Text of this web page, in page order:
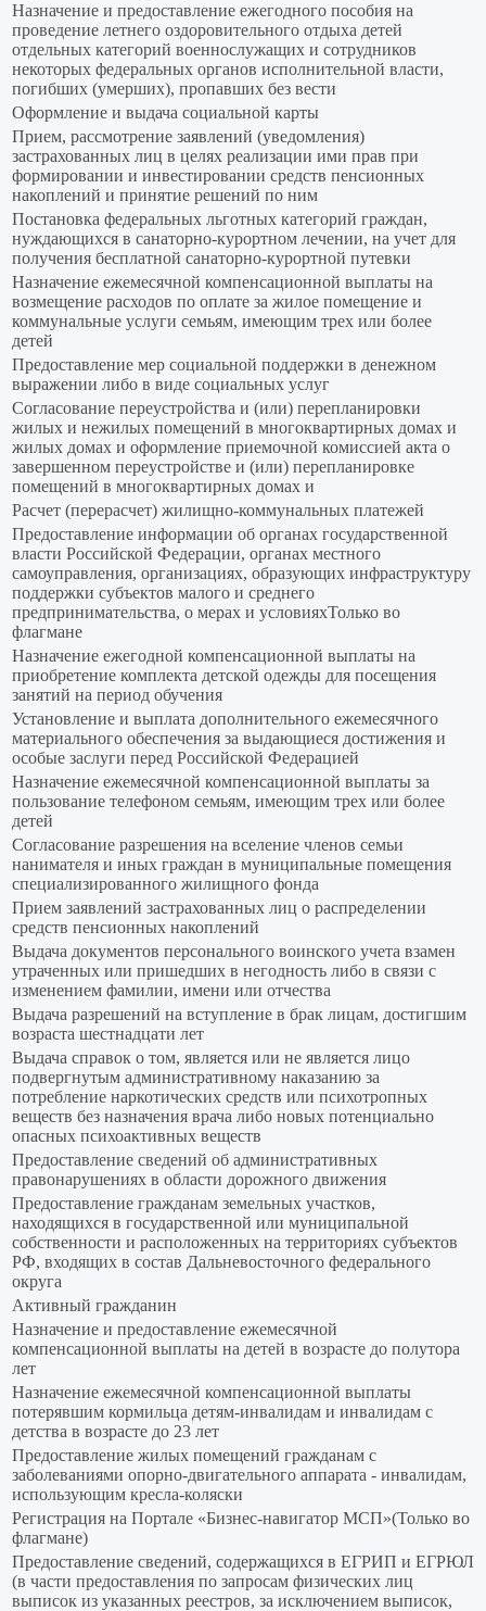
Назначение и предоставление ежегодного пособия на
проведение летнего оздоровительного отдыха детей
отдельных категорий военнослужащих и сотрудников
некоторых федеральных органов исполнительной власти,
погибших (умерших), пропавших без вести
Оформление и выдача социальной карты
Прием, рассмотрение заявлений (уведомления)
застрахованных лиц в целях реализации ими прав при
формировании и инвестировании средств пенсионных
накоплений и принятие решений по ним
Постановка федеральных льготных категорий граждан,
нуждающихся в санаторно-курортном лечении, на учет для
получения бесплатной санаторно-курортной путевки
Назначение ежемесячной компенсационной выплаты на
возмещение расходов по оплате за жилое помещение и
коммунальные услуги семьям, имеющим трех или более
детей
Предоставление мер социальной поддержки в денежном
выражении либо в виде социальных услуг
Согласование переустройства и (или) перепланировки
жилых и нежилых помещений в многоквартирных домах и
жилых домах и оформление приемочной комиссией акта о
завершенном переустройстве и (или) перепланировке
помещений в многоквартирных домах и
Расчет (перерасчет) жилищно-коммунальных платежей
Предоставление информации об органах государственной
власти Российской Федерации, органах местного
самоуправления, организациях, образующих инфраструктуру
поддержки субъектов малого и среднего
предпринимательства, о мерах и условияхТолько во
флагмане
Назначение ежегодной компенсационной выплаты на
приобретение комплекта детской одежды для посещения
занятий на период обучения
Установление и выплата дополнительного ежемесячного
материального обеспечения за выдающиеся достижения и
особые заслуги перед Российской Федерацией
Назначение ежемесячной компенсационной выплаты за
пользование телефоном семьям, имеющим трех или более
детей
Согласование разрешения на вселение членов семьи
нанимателя и иных граждан в муниципальные помещения
специализированного жилищного фонда
Прием заявлений застрахованных лиц о распределении
средств пенсионных накоплений
Выдача документов персонального воинского учета взамен
утраченных или пришедших в негодность либо в связи с
изменением фамилии, имени или отчества
Выдача разрешений на вступление в брак лицам, достигшим
возраста шестнадцати лет
Выдача справок о том, является или не является лицо
подвергнутым административному наказанию за
потребление наркотических средств или психотропных
веществ без назначения врача либо новых потенциально
опасных психоактивных веществ
Предоставление сведений об административных
правонарушениях в области дорожного движения
Предоставление гражданам земельных участков,
находящихся в государственной или муниципальной
собственности и расположенных на территориях субъектов
РФ, входящих в состав Дальневосточного федерального
округа
Активный гражданин
Назначение и предоставление ежемесячной
компенсационной выплаты на детей в возрасте до полутора
лет
Назначение ежемесячной компенсационной выплаты
потерявшим кормильца детям-инвалидам и инвалидам с
детства в возрасте до 23 лет
Предоставление жилых помещений гражданам с
заболеваниями опорно-двигательного аппарата - инвалидам,
использующим кресла-коляски
Регистрация на Портале «Бизнес-навигатор МСП»(Только во
флагмане)
Предоставление сведений, содержащихся в ЕГРИП и ЕГРЮЛ
(в части предоставления по запросам физических лиц
выписок из указанных реестров, за исключением выписок,